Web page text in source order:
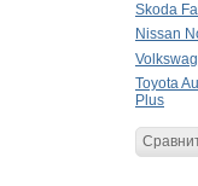
Skoda
Nissan
Toyota
Plus